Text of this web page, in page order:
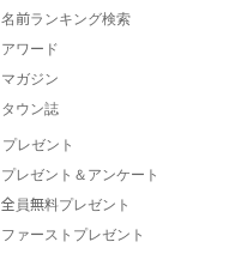
名前ランキング検索
アワード
マガジン
タウン誌
プレゼント
プレゼント＆アンケート
全員無料プレゼント
ファーストプレゼント